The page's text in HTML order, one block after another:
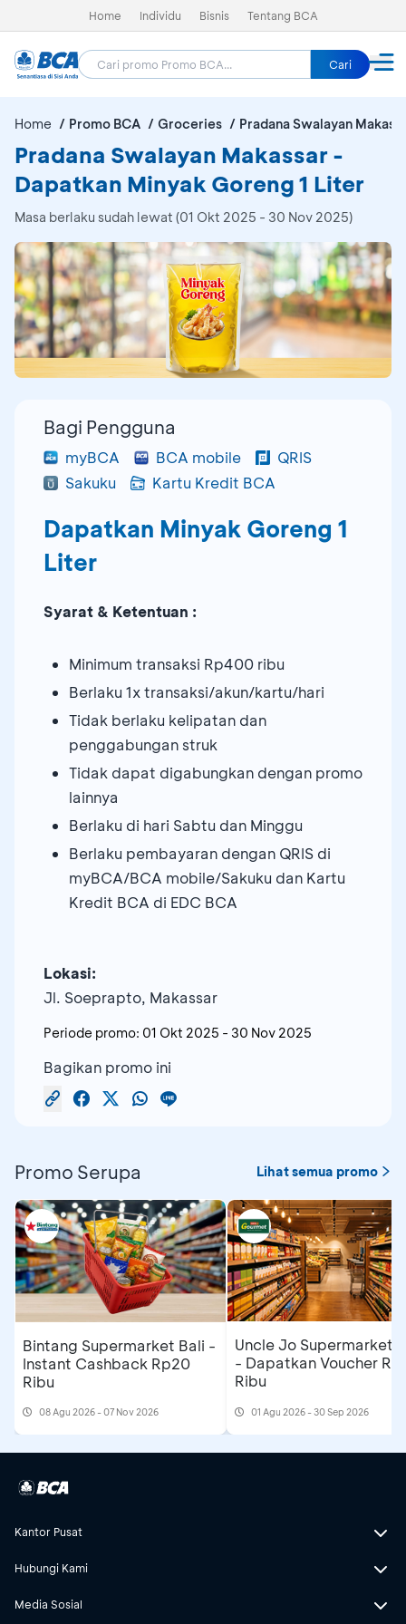
Home Individu Bisnis Tentang BCA
Cari
Home Promo BCA Groceries Pradana Swalayan
Pradana Swalayan Makassar -
Dapatkan Minyak Goreng 1 Liter
Masa berlaku sudah lewat (01 Okt 2025 - 30 Nov 2025)
Bagi Pengguna
myBCA BCA mobile
QRIS
Sakuku
Kartu Kredit BCA
Dapatkan Minyak Goreng 1
Liter
Syarat & Ketentuan :
Minimum transaksi Rp400 ribu
Berlaku 1x transaksi/akun/kartu/hari
Tidak berlaku kelipatan dan
penggabungan struk
Tidak dapat digabungkan dengan promo
lainnya
Berlaku di hari Sabtu dan Minggu
Berlaku pembayaran dengan QRIS di
myBCA/BCA mobile/Sakuku dan Kartu
Kredit BCA di EDC BCA
Lokasi:
Jl. Soeprapto, Makassar
Periode promo: 01 Okt 2025 - 30 Nov 2025
Bagikan promo ini
Promo Serupa Lihat semua promo
Bintang Supermarket Bali -
Instant Cashback Rp20
Ribu
08 Agu 2026 - 07 Nov 2026
Uncle Jo Supermarket
- Dapatkan Voucher
Ribu
01 Agu 2026 - 30 Sep 2026
Kantor Pusat
Hubungi Kami
Media Sosial